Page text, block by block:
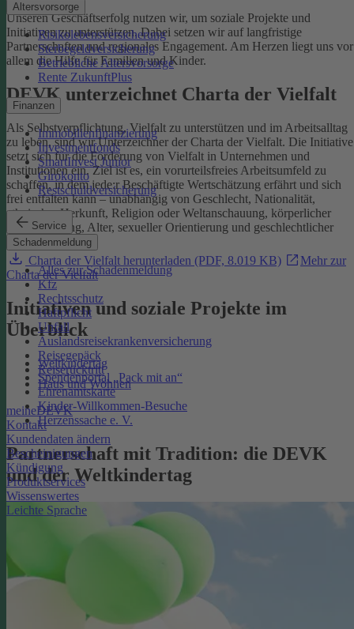
Altersvorsorge
Risikolebensversicherung
Sterbegeldversicherung
Betriebliche Altersvorsorge
Rente ZukunftPlus
Finanzen
Immobilienfinanzierung
Investmentfonds
SmartInvest Junior
Girokonto
Restschuldversicherung
Service
Schadenmeldung
Alles zur Schadenmeldung
Kfz
Rechtsschutz
Haftpflicht
Unfall
Auslandsreisekrankenversicherung
Reisegepäck
Reiserücktritt
Haus und Wohnen
meineDEVK
Kontakt
Kundendaten ändern
Bescheinigungen
Kündigung
Produktservices
Wissenswertes
Leichte Sprache
Unseren Geschäftserfolg nutzen wir, um soziale Projekte und
Initiativen zu unterstützen. Dabei setzen wir auf langfristige
Partnerschaften und regionales Engagement. Am Herzen liegt uns vor
allem die Hilfe für Familien und Kinder.
DEVK unterzeichnet Charta der Vielfalt
Als Selbstverpflichtung, Vielfalt zu unterstützen und im Arbeitsalltag
zu leben, sind wir Unterzeichner der Charta der Vielfalt. Die Initiative
setzt sich für die Förderung von Vielfalt in Unternehmen und
Institutionen ein.Ziel ist es, ein vorurteilsfreies Arbeitsumfeld zu
schaffen, in dem jede:r Beschäftigte Wertschätzung erfährt und sich
frei entfalten kann – unabhängig von Geschlecht, Nationalität,
ethnischer Herkunft, Religion oder Weltanschauung, körperlicher
Einschränkung, Alter, sexueller Orientierung und geschlechtlicher
Identität.
Charta der Vielfalt herunterladen (PDF, 8.019 KB)
Mehr zur
Charta der Vielfalt
Initiativen und soziale Projekte im
Überblick
Weltkindertag
Spendenportal „Pack mit an“
Ehrenamtskarte
Kinder-Willkommen-Besuche
Herzenssache e. V.
Partnerschaft mit Tradition: die DEVK
und der Weltkindertag